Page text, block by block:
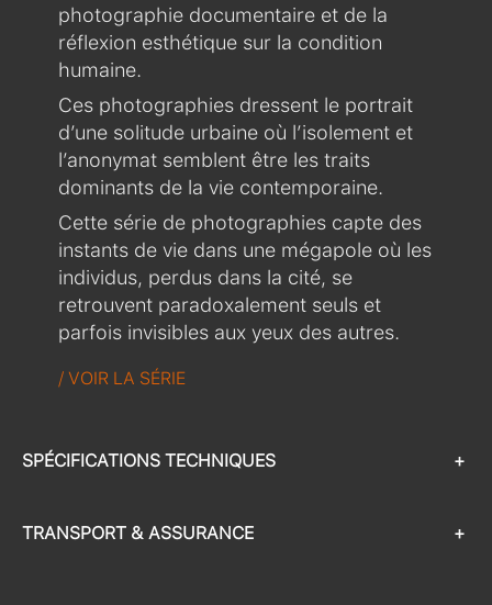
photographie documentaire et de la
réflexion esthétique sur la condition
humaine.
Ces photographies dressent le portrait
d’une solitude urbaine où l’isolement et
l’anonymat semblent être les traits
dominants de la vie contemporaine.
Cette série de photographies capte des
instants de vie dans une mégapole où les
individus, perdus dans la cité, se
retrouvent paradoxalement seuls et
parfois invisibles aux yeux des autres.
/ VOIR LA SÉRIE
SPÉCIFICATIONS TECHNIQUES +
TRANSPORT & ASSURANCE +